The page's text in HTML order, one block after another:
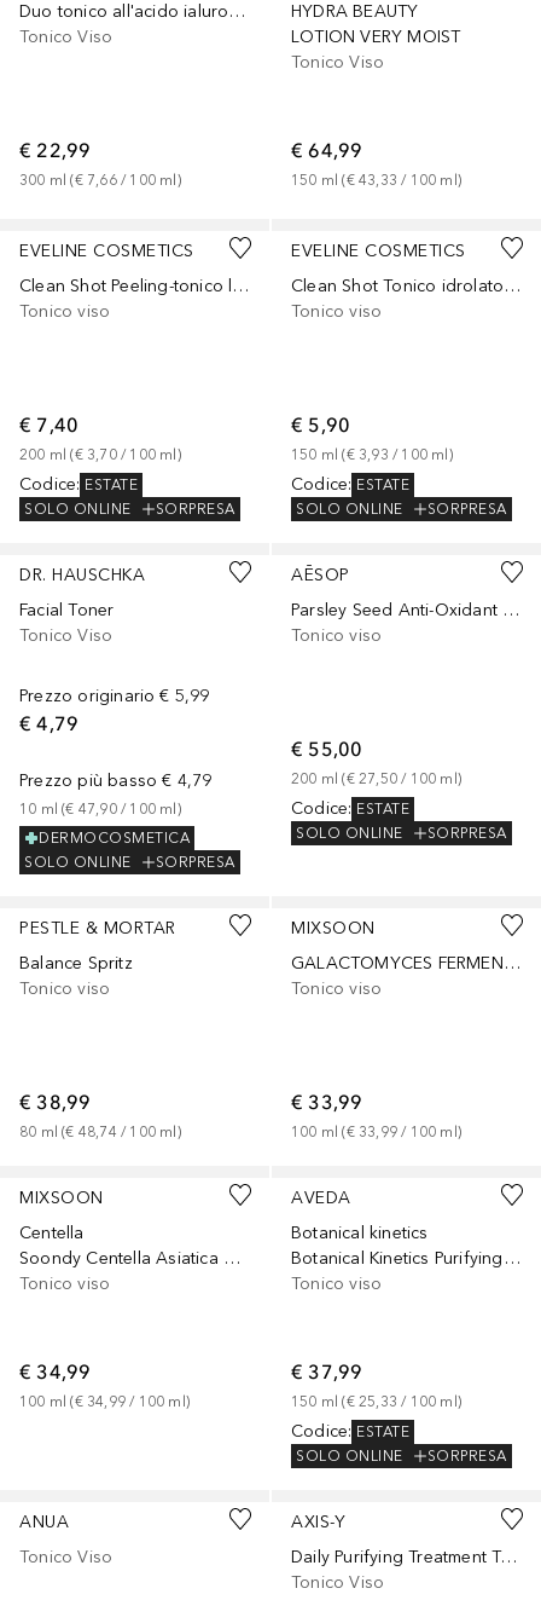
Duo tonico all'acido ialuronico
Tonico Viso
€ 22,99
300 ml (€ 7,66 / 100 ml )
HYDRA BEAUTY
LOTION VERY MOIST
Tonico Viso
€ 64,99
150 ml (€ 43,33 / 100 ml )
EVELINE COSMETICS
Clean Shot Peeling-tonico levigante
Tonico viso
€ 7,40
200 ml (€ 3,70 / 100 ml )
Codice: ESTATE
SOLO ONLINE
SORPRESA
EVELINE COSMETICS
Clean Shot Tonico idrolato 6%
Tonico viso
€ 5,90
150 ml (€ 3,93 / 100 ml )
Codice: ESTATE
SOLO ONLINE
SORPRESA
DR. HAUSCHKA
Facial Toner
Tonico Viso
Prezzo originario € 5,99
€ 4,79
Prezzo più basso € 4,79
10 ml (€ 47,90 / 100 ml )
DERMOCOSMETICA
SOLO ONLINE
SORPRESA
AĒSOP
Parsley Seed Anti-Oxidant Facial Toner
Tonico viso
€ 55,00
200 ml (€ 27,50 / 100 ml )
Codice: ESTATE
SOLO ONLINE
SORPRESA
PESTLE & MORTAR
Balance Spritz
Tonico viso
€ 38,99
80 ml (€ 48,74 / 100 ml )
MIXSOON
GALACTOMYCES FERMENT ESSENCE 30
Tonico viso
€ 33,99
100 ml (€ 33,99 / 100 ml )
MIXSOON
Centella
Soondy Centella Asiatica Essence
Tonico viso
€ 34,99
100 ml (€ 34,99 / 100 ml )
AVEDA
Botanical kinetics
Botanical Kinetics Purifying Gel Cleanser
Tonico viso
€ 37,99
150 ml (€ 25,33 / 100 ml )
Codice: ESTATE
SOLO ONLINE
SORPRESA
ANUA
Tonico Viso
AXIS-Y
Daily Purifying Treatment Toner
Tonico Viso